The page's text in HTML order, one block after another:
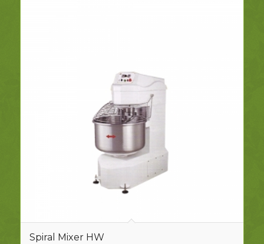
Spiral Mixer HW